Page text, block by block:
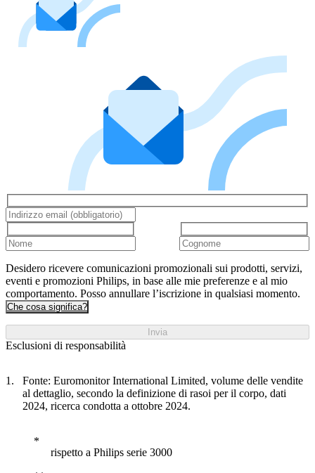
Desidero ricevere comunicazioni promozionali sui prodotti, servizi,
eventi e promozioni Philips, in base alle mie preferenze e al mio
comportamento. Posso annullare l’iscrizione in qualsiasi momento.
Che cosa significa?
Invia
Esclusioni di responsabilità
Fonte: Euromonitor International Limited, volume delle vendite
al dettaglio, secondo la definizione di rasoi per il corpo, dati
2024, ricerca condotta a ottobre 2024.
rispetto a Philips serie 3000